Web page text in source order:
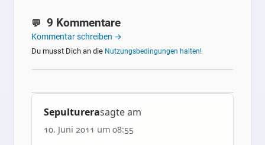
9 Kommentare
Kommentar schreiben →
Du musst Dich an die Nutzungsbedingungen halten!
Sepulturerasagte am
10. Juni 2011 um 08:55